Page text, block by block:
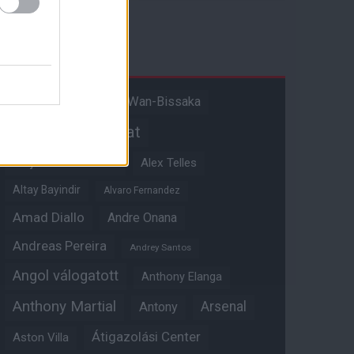
A hangadó Aaron Wan-Bissaka
Akadémiai csapat
Alejandro Garnacho Alex Telles
Altay Bayindir Alvaro Fernandez
Amad Diallo
Andre Onana
Andreas Pereira
Andrey Santos
Angol válogatott Anthony Elanga
Anthony Martial Antony Arsenal
Aston Villa Átigazolási Center